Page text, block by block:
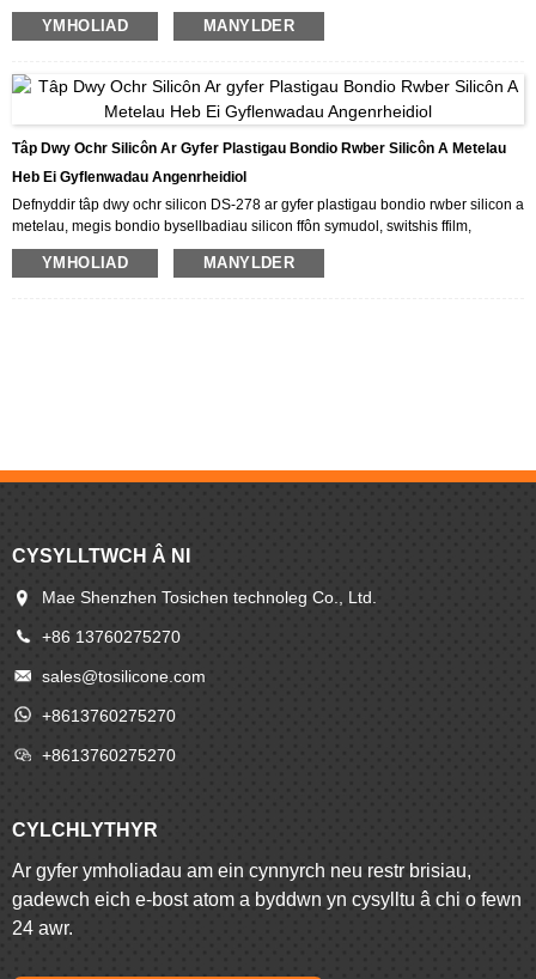
ddi-boen o'r croen.Defnyddir y clwt ar gyfer dyfeisiau amrywiol sy'n glynu
croen.Gellir addasu'r clwt yn unol â galw'r cwsmer.
YMHOLIAD MANYLDER
Tâp Dwy Ochr Silicôn Ar Gyfer Plastigau Bondio Rwber Silicôn A Metelau
Heb Ei Gyflenwadau Angenrheidiol
Defnyddir tâp dwy ochr silicon DS-278 ar gyfer plastigau bondio rwber silicon a
metelau, megis bondio bysellbadiau silicon ffôn symudol, switshis ffilm,
bysellbadiau silicon cyfrifiadurol, bysellbadiau silicon rheoli o bell,
bysellbadiau silicon, casys ffôn symudol silicon a chynhyrchion eraill.Mae
YMHOLIAD MANYLDER
CYSYLLTWCH Â NI
Mae Shenzhen Tosichen technoleg Co., Ltd.
+86 13760275270
sales@tosilicone.com
+8613760275270
+8613760275270
CYLCHLYTHYR
Ar gyfer ymholiadau am ein cynnyrch neu restr brisiau,
gadewch eich e-bost atom a byddwn yn cysylltu â chi o fewn
24 awr.